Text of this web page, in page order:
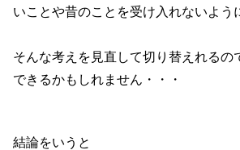
いことや昔のことを受け入れないよう
そんな考えを見直して切り替えれるの
できるかもしれません・・・
結論をいうと